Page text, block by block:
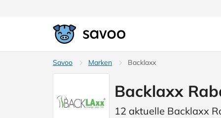
Savoo Marken Backlaxx
Backlaxx
12 aktuelle Backlaxx